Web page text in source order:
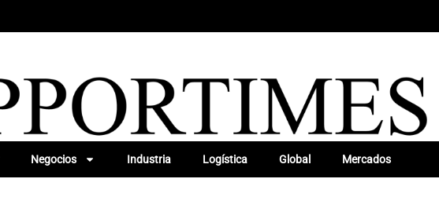
Negocios Industria Logística Global Mercados